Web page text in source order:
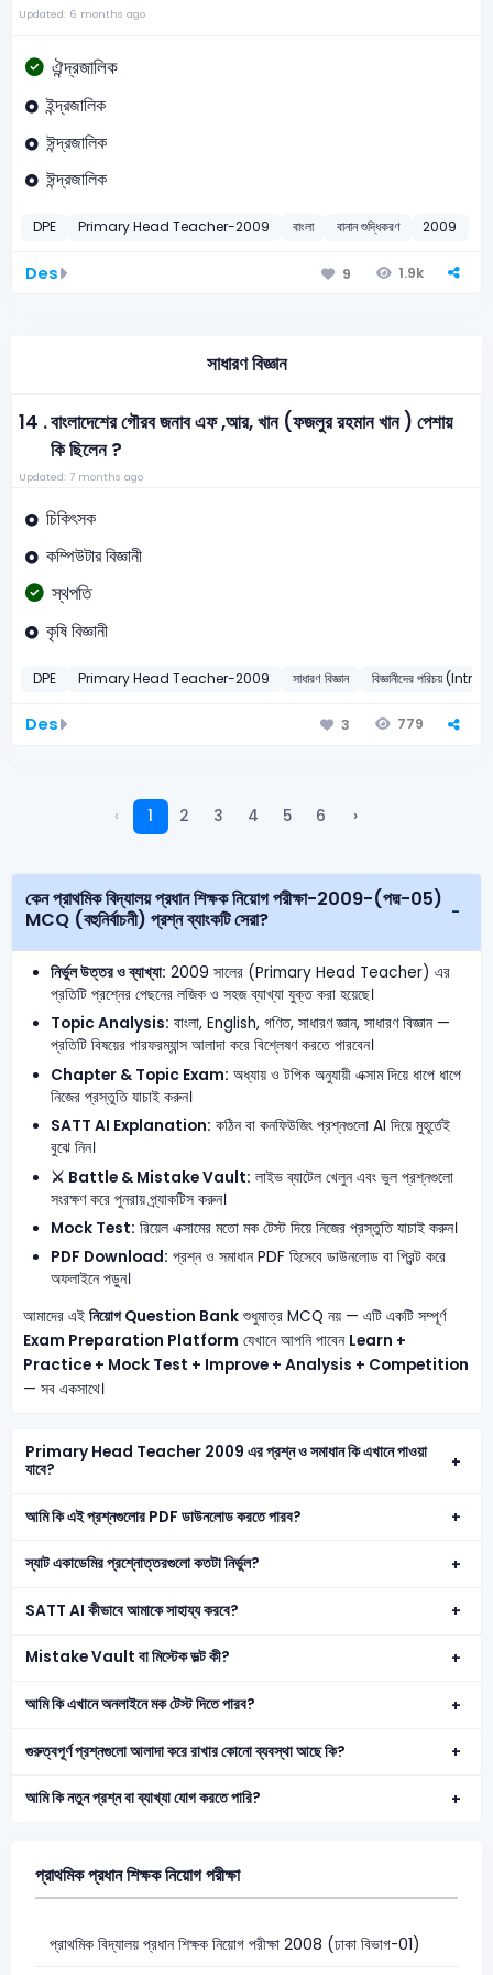
Updated: 6 months ago
ঐন্দ্রজালিক
ইন্দ্রজালিক
ঈন্দ্রজালিক
ঈন্দ্রজালিক
DPE Primary Head Teacher-2009 বাংলা বানান শুদ্ধিকরণ 2009
Des 9 1.9k
সাধারণ বিজ্ঞান
14 .বাংলাদেশের গৌরব জনাব এফ ,আর, খান (ফজলুর রহমান খান ) পেশায়
কি ছিলেন ?
Updated: 7 months ago
চিকিৎসক
কম্পিউটার বিজ্ঞানী
স্থপতি
কৃষি বিজ্ঞানী
DPE Primary Head Teacher-2009 সাধারণ বিজ্ঞান বিজ্ঞানীদের পরিচয়
Des 3 779
‹ 1 2 3 4 5 6 ›
কেন প্রাথমিক বিদ্যালয় প্রধান শিক্ষক নিয়োগ পরীক্ষা-2009-(পদ্ম-05)
MCQ (বহুনির্বাচনী) প্রশ্ন ব্যাংকটি সেরা?
নির্ভুল উত্তর ও ব্যাখ্যা: 2009 সালের (Primary Head Teacher) এর
প্রতিটি প্রশ্নের পেছনের লজিক ও সহজ ব্যাখ্যা যুক্ত করা হয়েছে।
Topic Analysis: বাংলা, English, গণিত, সাধারণ জ্ঞান, সাধারণ বিজ্ঞান —
প্রতিটি বিষয়ের পারফরম্যান্স আলাদা করে বিশ্লেষণ করতে পারবেন।
Chapter & Topic Exam: অধ্যায় ও টপিক অনুযায়ী এক্সাম দিয়ে ধাপে ধাপে
নিজের প্রস্তুতি যাচাই করুন।
SATT AI Explanation: কঠিন বা কনফিউজিং প্রশ্নগুলো AI দিয়ে মুহূর্তেই
বুঝে নিন।
⚔️ Battle & Mistake Vault: লাইভ ব্যাটেল খেলুন এবং ভুল প্রশ্নগুলো
সংরক্ষণ করে পুনরায় প্র্যাকটিস করুন।
Mock Test: রিয়েল এক্সামের মতো মক টেস্ট দিয়ে নিজের প্রস্তুতি যাচাই করুন।
PDF Download: প্রশ্ন ও সমাধান PDF হিসেবে ডাউনলোড বা প্রিন্ট করে
অফলাইনে পড়ুন।
আমাদের এই নিয়োগ Question Bankশুধুমাত্র MCQ নয় — এটি একটি সম্পূর্ণ
Exam Preparation Platform যেখানে আপনি পাবেন Learn +
Practice + Mock Test + Improve + Analysis + Competition
— সব একসাথে।
Primary Head Teacher 2009 এর প্রশ্ন ও সমাধান কি এখানে পাওয়া
যাবে?
আমি কি এই প্রশ্নগুলোর PDF ডাউনলোড করতে পারব?
স্যাট একাডেমির প্রশ্নোত্তরগুলো কতটা নির্ভুল?
SATT AI কীভাবে আমাকে সাহায্য করবে?
Mistake Vault বা মিস্টেক ভল্ট কী?
আমি কি এখানে অনলাইনে মক টেস্ট দিতে পারব?
গুরুত্বপূর্ণ প্রশ্নগুলো আলাদা করে রাখার কোনো ব্যবস্থা আছে কি?
আমি কি নতুন প্রশ্ন বা ব্যাখ্যা যোগ করতে পারি?
প্রাথমিক প্রধান শিক্ষক নিয়োগ পরীক্ষা
প্রাথমিক বিদ্যালয় প্রধান শিক্ষক নিয়োগ পরীক্ষা 2008 (ঢাকা বিভাগ-01)